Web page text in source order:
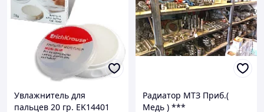
Увлажнитель для
пальцев 20 гр. EK14401
Радиатор МТЗ Приб.(
Медь ) ***